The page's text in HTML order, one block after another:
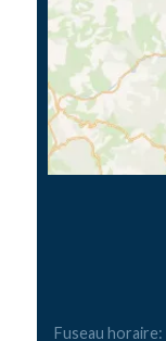
Fuseau horaire: